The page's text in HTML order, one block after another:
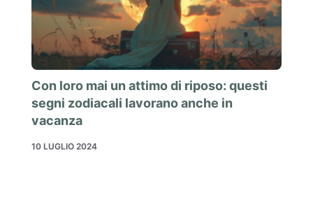
Con loro mai un attimo di riposo: questi
segni zodiacali lavorano anche in
vacanza
10 LUGLIO 2024